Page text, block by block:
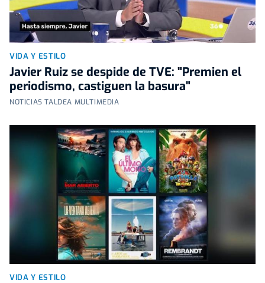
VIDA Y ESTILO
Javier Ruiz se despide de TVE: "Premien el
periodismo, castiguen la basura"
NOTICIAS TALDEA MULTIMEDIA
VIDA Y ESTILO